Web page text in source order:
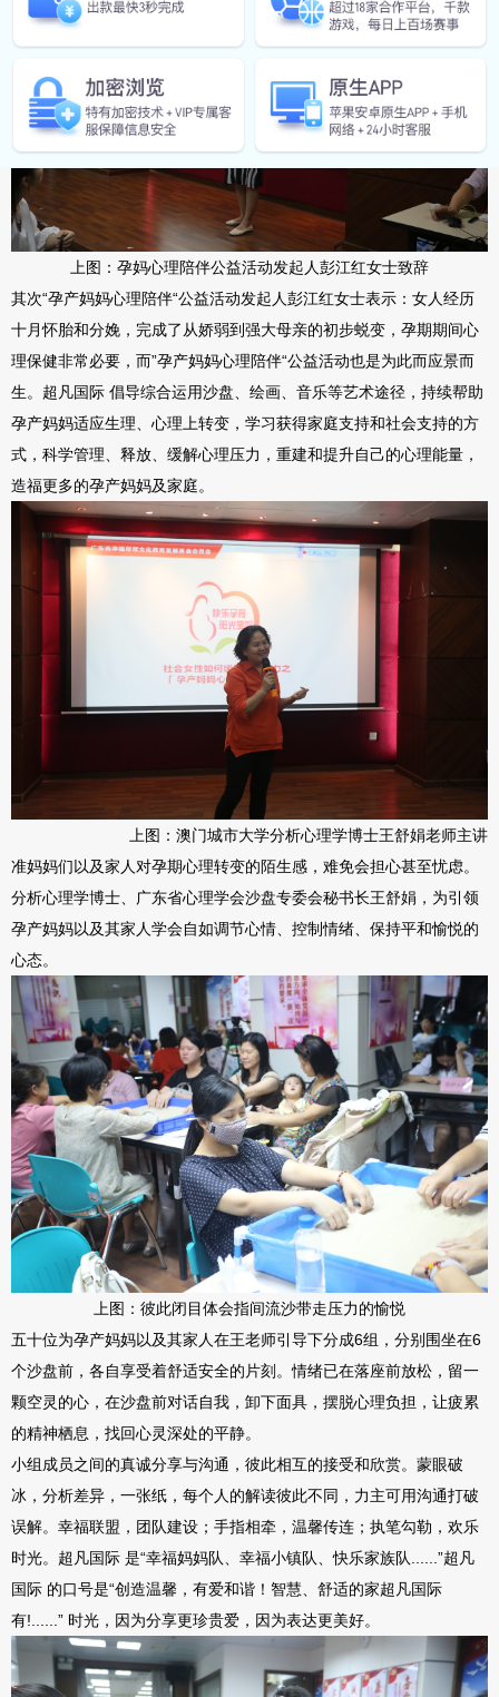
上图：孕妈心理陪伴公益活动发起人彭江红女士致辞
其次“孕产妈妈心理陪伴“公益活动发起人彭江红女士表示：女人经历
十月怀胎和分娩，完成了从娇弱到强大母亲的初步蜕变，孕期期间心
理保健非常必要，而”孕产妈妈心理陪伴“公益活动也是为此而应景而
生。超凡国际 倡导综合运用沙盘、绘画、音乐等艺术途径，持续帮助
孕产妈妈适应生理、心理上转变，学习获得家庭支持和社会支持的方
式，科学管理、释放、缓解心理压力，重建和提升自己的心理能量，
造福更多的孕产妈妈及家庭。
上图：澳门城市大学分析心理学博士王舒娟老师主讲
准妈妈们以及家人对孕期心理转变的陌生感，难免会担心甚至忧虑。
分析心理学博士、广东省心理学会沙盘专委会秘书长王舒娟，为引领
孕产妈妈以及其家人学会自如调节心情、控制情绪、保持平和愉悦的
心态。
上图：彼此闭目体会指间流沙带走压力的愉悦
五十位为孕产妈妈以及其家人在王老师引导下分成6组，分别围坐在6
个沙盘前，各自享受着舒适安全的片刻。情绪已在落座前放松，留一
颗空灵的心，在沙盘前对话自我，卸下面具，摆脱心理负担，让疲累
的精神栖息，找回心灵深处的平静。
小组成员之间的真诚分享与沟通，彼此相互的接受和欣赏。蒙眼破
冰，分析差异，一张纸，每个人的解读彼此不同，力主可用沟通打破
误解。幸福联盟，团队建设；手指相牵，温馨传连；执笔勾勒，欢乐
时光。超凡国际 是“幸福妈妈队、幸福小镇队、快乐家族队......”超凡
国际 的口号是“创造温馨，有爱和谐！智慧、舒适的家超凡国际
有!......” 时光，因为分享更珍贵爱，因为表达更美好。